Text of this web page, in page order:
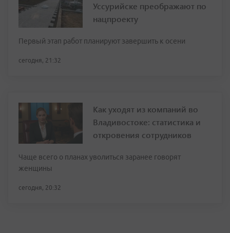
Уссурийске преображают по
нацпроекту
Первый этап работ планируют завершить к осени
сегодня, 21:32
Как уходят из компаний во
Владивостоке: статистика и
откровения сотрудников
Чаще всего о планах уволиться заранее говорят
женщины
сегодня, 20:32